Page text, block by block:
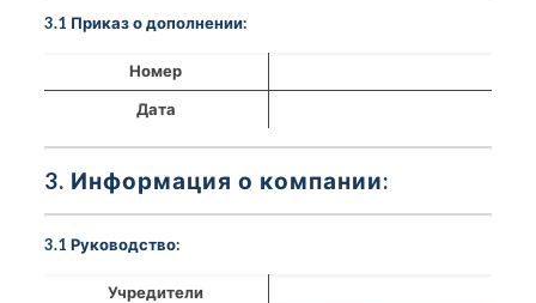
3.1 Приказ о дополнении:
Номер
Дата
3. Информация о компании:
3.1 Руководство:
Учредители